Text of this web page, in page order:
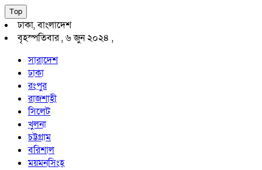
Top
ঢাকা, বাংলাদেশ
বৃহস্পতিবার , ৬ জুন ২০২৪ ,
সারাদেশ
ঢাকা
রংপুর
রাজশাহী
সিলেট
খুলনা
চট্টগ্রাম
বরিশাল
ময়মনসিংহ